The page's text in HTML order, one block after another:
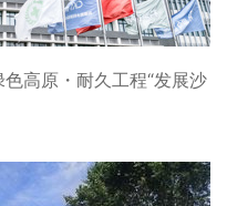
高原・耐久工程“发展沙